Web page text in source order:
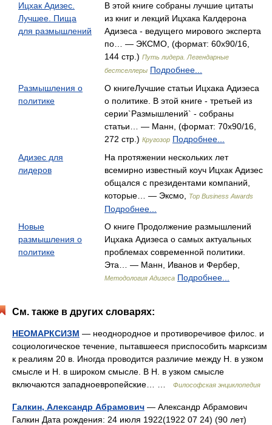
Ицхак Адизес.
Лучшее. Пища
для размышлений
В этой книге собраны лучшие цитаты
из книг и лекций Ицхака Калдерона
Адизеса - ведущего мирового эксперта
по… — ЭКСМО, (формат: 60x90/16,
144 стр.) Путь лидера. Легендарные
бестселлеры Подробнее...
Размышления о
политике
О книгеЛучшие статьи Ицхака Адизеса
о политике. В этой книге - третьей из
серии`Размышлений` - собраны
статьи… — Манн, (формат: 70x90/16,
272 стр.) Кругозор Подробнее...
Адизес для
лидеров
На протяжении нескольких лет
всемирно известный коуч Ицхак Адизес
общался с президентами компаний,
которые… — Эксмо,
Top Business Awards
Подробнее...
Новые
размышления о
политике
О книге Продолжение размышлений
Ицхака Адизеса о самых актуальных
проблемах современной политики.
Эта… — Манн, Иванов и Фербер,
Методология Адизеса Подробнее...
См. также в других словарях:
НЕОМАРКСИЗМ — неоднородное и противоречивое филос. и
социологическое течение, пытавшееся приспособить марксизм
к реалиям 20 в. Иногда проводится различие между Н. в узком
смысле и Н. в широком смысле. В Н. в узком смысле
включаются западноевропейские… …
Философская энциклопедия
Галкин, Александр Абрамович — Александр Абрамович
Галкин Дата рождения: 24 июля 1922(1922 07 24) (90 лет)